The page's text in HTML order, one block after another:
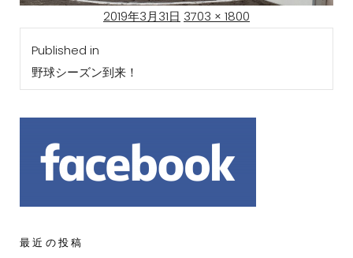
Posted
2019年3月31日 Full
3703 × 1800
投
稿
ナ
ビ
ー
ョ
ン
Published in
野球シーズン到来！
最近の投稿